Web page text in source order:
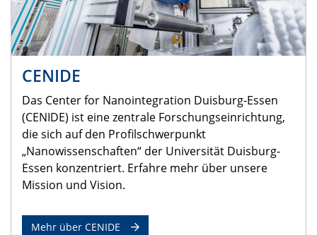
CENIDE
Das Center for Nanointegration Duisburg-Essen
(CENIDE) ist eine zentrale Forschungseinrichtung,
die sich auf den Profilschwerpunkt
„Nanowissenschaften“ der Universität Duisburg-
Essen konzentriert. Erfahre mehr über unsere
Mission und Vision.
Mehr über CENIDE